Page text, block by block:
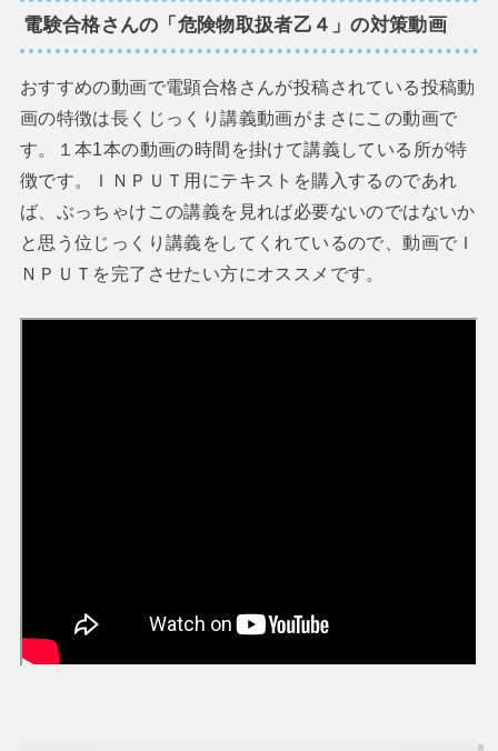
電験合格さんの「危険物取扱者乙４」の対策動画
おすすめの動画で電顕合格さんが投稿されている投稿動
画の特徴は長くじっくり講義動画がまさにこの動画で
す。１本1本の動画の時間を掛けて講義している所が特
徴です。ＩＮＰＵＴ用にテキストを購入するのであれ
ば、ぶっちゃけこの講義を見れば必要ないのではないか
と思う位じっくり講義をしてくれているので、動画でＩ
ＮＰＵＴを完了させたい方にオススメです。